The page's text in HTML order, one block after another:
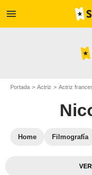
menu
Portada Actriz Actriz
Home Filmografía